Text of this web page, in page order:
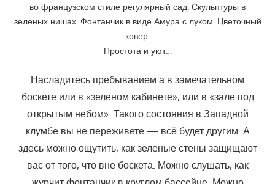
во французском стиле регулярный сад. Скульптуры в
зеленых нишах. Фонтанчик в виде Амура с луком. Цветочный
ковер.
Простота и уют…
Насладитесь пребыванием а в замечательном
боскете или в «зеленом кабинете», или в «зале под
открытым небом». Такого состояния в Западной
клумбе вы не переживете — всё будет другим. А
здесь можно ощутить, как зеленые стены защищают
вас от того, что вне боскета. Можно слушать, как